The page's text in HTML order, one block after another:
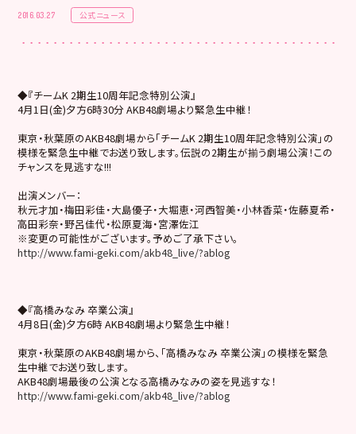
2016.03.27 公式ニュース
◆『チームK 2期生10周年記念特別公演』
4月1日(金)夕方6時30分 AKB48劇場より緊急生中継！
東京・秋葉原のAKB48劇場から「チームK 2期生10周年記念特別公演」の
模様を緊急生中継でお送り致します。伝説の2期生が揃う劇場公演！この
チャンスを見逃すな!!!
出演メンバー：
秋元才加・梅田彩佳・大島優子・大堀恵・河西智美・小林香菜・佐藤夏希・
高田彩奈・野呂佳代・松原夏海・宮澤佐江
※変更の可能性がございます。予めご了承下さい。
http://www.fami-geki.com/akb48_live/?ablog
◆『高橋みなみ 卒業公演』
4月8日(金)夕方6時 AKB48劇場より緊急生中継！
東京・秋葉原のAKB48劇場から、「高橋みなみ 卒業公演」の模様を緊急
生中継でお送り致します。
AKB48劇場最後の公演となる高橋みなみの姿を見逃すな！
http://www.fami-geki.com/akb48_live/?ablog